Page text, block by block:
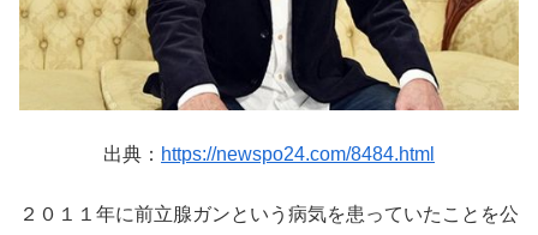
出典： https://newspo24.com/8484.html
２０１１年に前立腺ガンという病気を患っていたことを公